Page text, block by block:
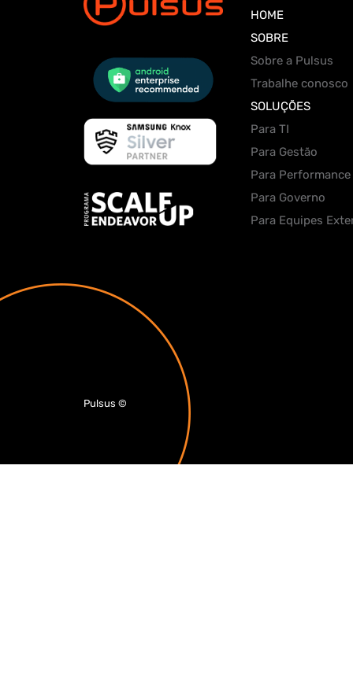
HOME
SOBRE
Sobre a Pulsus
Trabalhe conosco
SOLUÇÕES
Para TI
Para Gestão
Para Performance
Para Governo
Para Equipes
Pulsus ©